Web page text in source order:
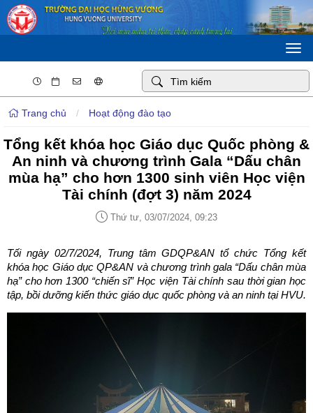
Trang chủ / Hoạt động đào tạo
Tổng kết khóa học Giáo dục Quốc phòng &
An ninh và chương trình Gala “Dấu chân
mùa hạ” cho hơn 1300 sinh viên Học viện
Tài chính (đợt 3) năm 2024
Thứ tư, 03/07/2024, 09:23
Tối ngày 02/7/2024, Trung tâm GDQP&AN tổ chức Tổng kết
khóa học Giáo dục QP&AN và chương trình gala “Dấu chân mùa
hạ” cho hơn 1300 “chiến sĩ” Học viện Tài chính sau thời gian học
tập, bồi dưỡng kiến thức giáo dục quốc phòng và an ninh tại HVU.